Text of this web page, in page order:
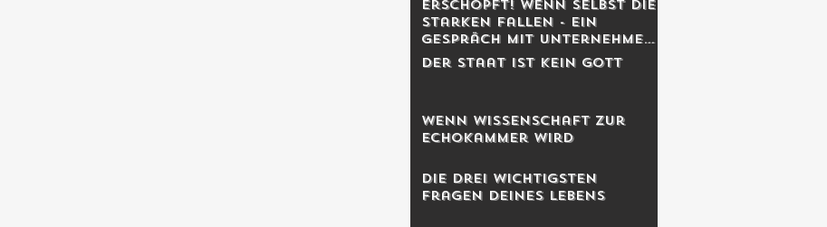
Erschöpft! Wenn selbst die
Starken fallen - Ein
Gespräch mit Unternehmer
Lukas Jampen
Der Staat ist kein Gott
Wenn Wissenschaft zur
Echokammer wird
Die drei wichtigsten
Fragen deines Lebens